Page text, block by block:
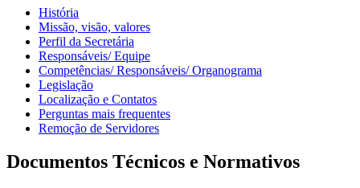
História
Missão, visão, valores
Perfil da Secretária
Responsáveis/ Equipe
Competências/ Responsáveis/ Organograma
Legislação
Localização e Contatos
Perguntas mais frequentes
Remoção de Servidores
Documentos Técnicos e Normativos